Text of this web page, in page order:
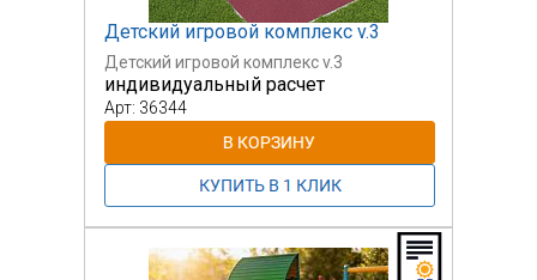
Детский игровой комплекс v.3
Детский игровой комплекс v.3
индивидуальный расчет
Арт: 36344